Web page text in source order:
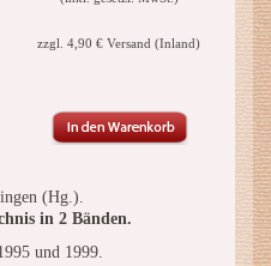
zzgl. 4,90 € Versand (Inland)
(Hg.).
in 2 Bänden.
und 1999.